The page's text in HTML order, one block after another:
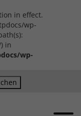
in effect.
wp-
in
wp-